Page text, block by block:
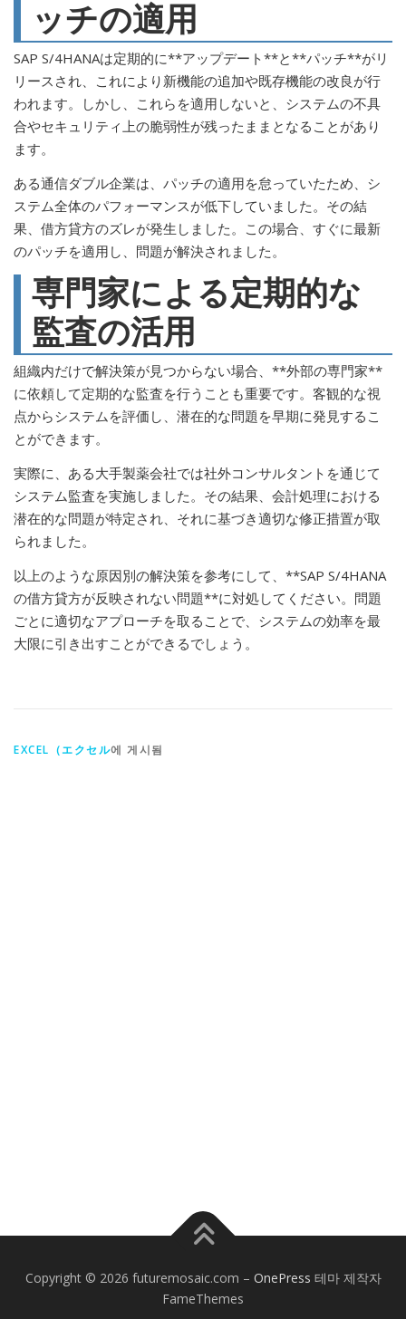
ッチの適用
SAP S/4HANAは定期的に**アップデート**と**パッチ**がリ
リースされ、これにより新機能の追加や既存機能の改良が行
われます。しかし、これらを適用しないと、システムの不具
合やセキュリティ上の脆弱性が残ったままとなることがあり
ます。
ある通信ダブル企業は、パッチの適用を怠っていたため、シ
ステム全体のパフォーマンスが低下していました。その結
果、借方貸方のズレが発生しました。この場合、すぐに最新
のパッチを適用し、問題が解決されました。
専門家による定期的な
監査の活用
組織内だけで解決策が見つからない場合、**外部の専門家**
に依頼して定期的な監査を行うことも重要です。客観的な視
点からシステムを評価し、潜在的な問題を早期に発見するこ
とができます。
実際に、ある大手製薬会社では社外コンサルタントを通じて
システム監査を実施しました。その結果、会計処理における
潜在的な問題が特定され、それに基づき適切な修正措置が取
られました。
以上のような原因別の解決策を参考にして、**SAP S/4HANA
の借方貸方が反映されない問題**に対処してください。問題
ごとに適切なアプローチを取ることで、システムの効率を最
大限に引き出すことができるでしょう。
EXCEL（エクセル에 게시됨
Copyright © 2026 futuremosaic.com – OnePress 테마 제작자
FameThemes